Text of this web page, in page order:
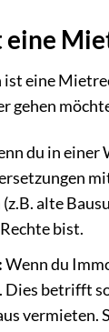
eine
eine
gehen
du in einer
alte
bist.
Wenn du
Dies betrifft
vermieten.